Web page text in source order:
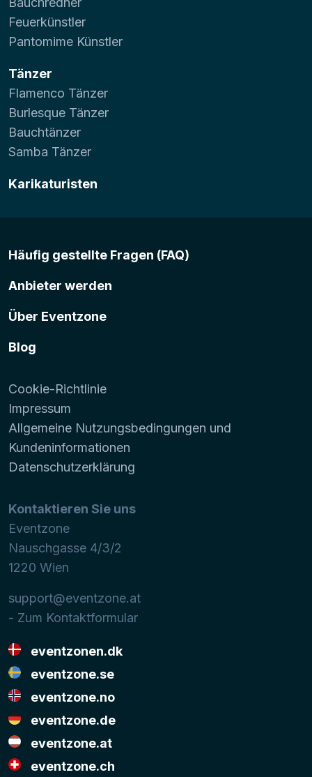
Feuerkünstler
Pantomime Künstler
Tänzer
Flamenco Tänzer
Burlesque Tänzer
Bauchtänzer
Samba Tänzer
Karikaturisten
Häufig gestellte Fragen (FAQ)
Anbieter werden
Über Eventzone
Blog
Cookie-Richtlinie
Impressum
Allgemeine Nutzungsbedingungen und
Kundeninformationen
Datenschutzerklärung
Kontaktieren Sie uns
Eventzone
Nauschgasse 4/3/2
1220 Wien
support@eventzone.at
- Zum Kontaktformular
eventzonen.dk
eventzone.se
eventzone.no
eventzone.de
eventzone.at
eventzone.ch